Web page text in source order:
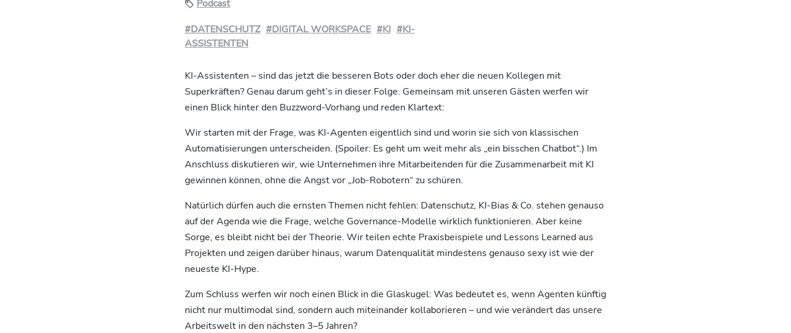
Podcast
#DATENSCHUTZ #DIGITAL WORKSPACE #KI #KI-
ASSISTENTEN
KI-Assistenten – sind das jetzt die besseren Bots oder doch eher die neuen Kollegen mit
Superkräften? Genau darum geht’s in dieser Folge. Gemeinsam mit unseren Gästen werfen wir
einen Blick hinter den Buzzword-Vorhang und reden Klartext:
Wir starten mit der Frage, was KI-Agenten eigentlich sind und worin sie sich von klassischen
Automatisierungen unterscheiden. (Spoiler: Es geht um weit mehr als „ein bisschen Chatbot“.) Im
Anschluss diskutieren wir, wie Unternehmen ihre Mitarbeitenden für die Zusammenarbeit mit KI
gewinnen können, ohne die Angst vor „Job-Robotern“ zu schüren.
Natürlich dürfen auch die ernsten Themen nicht fehlen: Datenschutz, KI-Bias & Co. stehen genauso
auf der Agenda wie die Frage, welche Governance-Modelle wirklich funktionieren. Aber keine
Sorge, es bleibt nicht bei der Theorie. Wir teilen echte Praxisbeispiele und Lessons Learned aus
Projekten und zeigen darüber hinaus, warum Datenqualität mindestens genauso sexy ist wie der
neueste KI-Hype.
Zum Schluss werfen wir noch einen Blick in die Glaskugel: Was bedeutet es, wenn Agenten künftig
nicht nur multimodal sind, sondern auch miteinander kollaborieren – und wie verändert das unsere
Arbeitswelt in den nächsten 3–5 Jahren?